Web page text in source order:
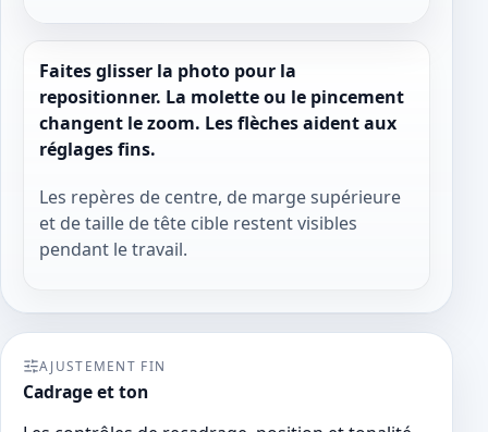
Faites glisser la photo pour la
repositionner. La molette ou le pincement
changent le zoom. Les flèches aident aux
réglages fins.
Les repères de centre, de marge supérieure
et de taille de tête cible restent visibles
pendant le travail.
AJUSTEMENT FIN
Cadrage et ton